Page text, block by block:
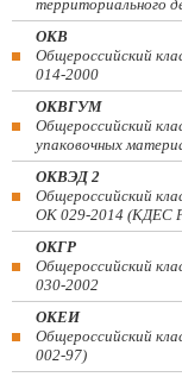
территориального
ОКВ
Общероссийский
014-2000
ОКВГУМ
Общероссийский
упаковочных
ОКВЭД 2
Общероссийский
ОК 029-2014 (КДЕС
ОКГР
Общероссийский
030-2002
ОКЕИ
Общероссийский
002-97)